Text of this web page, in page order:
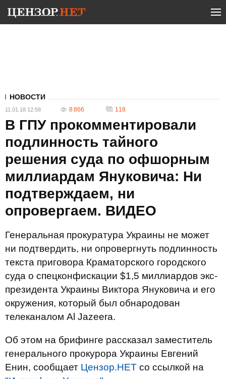
НОВОСТИ
11.01.18 12:58 8 866 118
В ГПУ прокомментировали
подлинность тайного
решения суда по офшорным
миллиардам Януковича: Ни
подтверждаем, ни
опровергаем. ВИДЕО
Генеральная прокуратура Украины не может
ни подтвердить, ни опровергнуть подлинность
текста приговора Краматорского городского
суда о спецконфискации $1,5 миллиардов экс-
президента Украины Виктора Януковича и его
окружения, который был обнародован
телеканалом Al Jazeera.
Об этом на брифинге рассказал заместитель
генерального прокурора Украины Евгений
Енин, сообщает Цензор.НЕТ со ссылкой на